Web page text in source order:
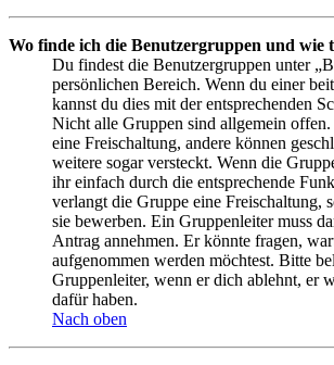
Wo finde ich die Benutzergruppen und wie
Du findest die Benutzergruppen unter
persönlichen Bereich. Wenn du einer
kannst du dies mit der entsprechenden
Nicht alle Gruppen sind allgemein
eine Freischaltung, andere können
weitere sogar versteckt. Wenn die
ihr einfach durch die entsprechende
verlangt die Gruppe eine Freischaltung,
sie bewerben. Ein Gruppenleiter muss
Antrag annehmen. Er könnte fragen,
aufgenommen werden möchtest. Bitte
Gruppenleiter, wenn er dich ablehnt, er
dafür haben.
Nach oben